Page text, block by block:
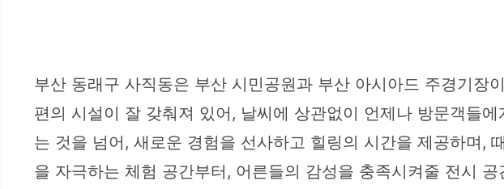
부산 동래구 사직동은 부산 시민공원과 부산 아시아드 주경기
편의 시설이 잘 갖춰져 있어, 날씨에 상관없이 언제나 방문객들
는 것을 넘어, 새로운 경험을 선사하고 힐링의 시간을 제공하며,
을 자극하는 체험 공간부터, 어른들의 감성을 충족시켜줄 전시